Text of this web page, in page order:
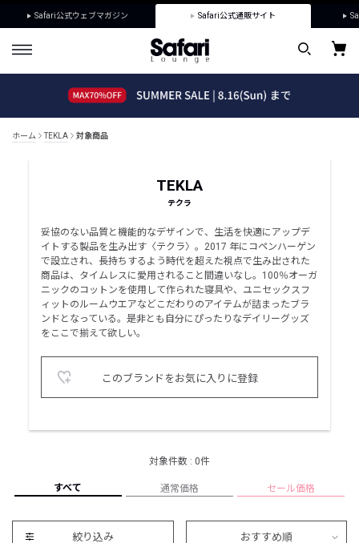
Safari公式ウェブマガジン Safari公式通販サイト
ホーム TEKLA 対象商品
TEKLA
テクラ
妥協のない品質と機能的なデザインで、生活を快適にアップデ
イトする製品を生み出す〈テクラ〉。2017 年にコペンハーゲン
で設立され、長持ちするよう時代を超えた視点で生み出された
商品は、タイムレスに愛用されること間違いなし。100％オーガ
ニックのコットンを使用して作られた寝具や、ユニセックスフ
ィットのルームウエアなどこだわりのアイテムが詰まったブラ
ンドとなっている。是非とも自分にぴったりなデイリーグッズ
をここで揃えて欲しい。
このブランドをお気に入りに登録
対象件数 : 0件
すべて 通常価格 セール価格
絞り込み おすすめ順